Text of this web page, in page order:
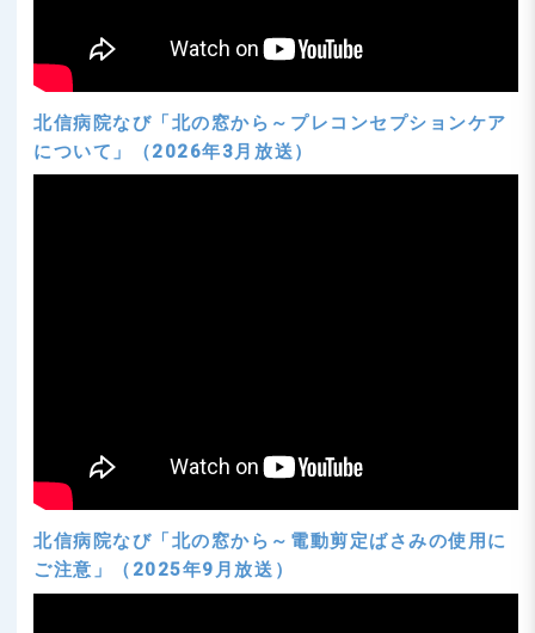
北信病院なび「北の窓から～プレコンセプションケア
について」（2026年3月放送）
北信病院なび「北の窓から～電動剪定ばさみの使用に
ご注意」（2025年9月放送）